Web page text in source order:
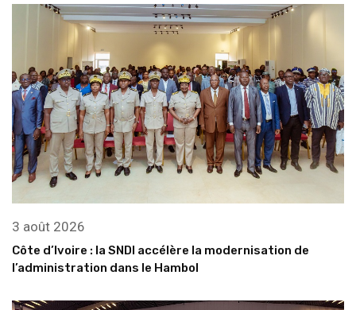
3 août 2026
Côte d’Ivoire : la SNDI accélère la modernisation de
l’administration dans le Hambol